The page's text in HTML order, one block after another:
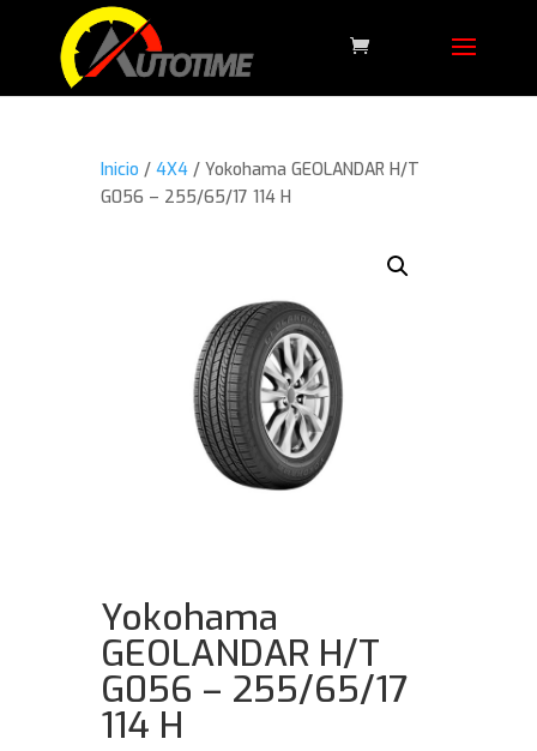
Inicio /4X4 / Yokohama GEOLANDAR H/T
G056 – 255/65/17 114 H
Yokohama
GEOLANDAR H/T
G056 – 255/65/17
114 H